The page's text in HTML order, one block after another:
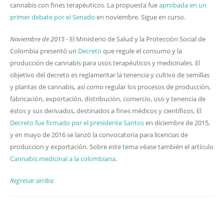
cannabis con fines terapéuticos. La propuesta fueaprobada en un
primer debate por el Senado en noviembre. Sigue en curso.
Noviembre de 2015- El Ministerio de Salud y la Protección Social de
Colombia presentó un Decreto que regule el consumo y la
producción de cannabis para usos terapéuticos y medicinales. El
objetivo del decreto es reglamentar la tenencia y cultivo de semillas
y plantas de cannabis, así como regular los procesos de producción,
fabricación, exportación, distribución, comercio, uso y tenencia de
éstos y sus derivados, destinados a fines médicos y científicos. El
Decreto fue firmado por el presidente Santosen diciembre de 2015,
y en mayo de 2016 se lanzó la convocatoria para licencias de
produccion y exportación. Sobre este tema véase también el artículo
Cannabis medicinal a la colombiana.
Regresar arriba